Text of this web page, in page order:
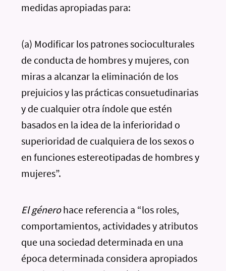
medidas apropiadas para:
(a) Modificar los patrones socioculturales
de conducta de hombres y mujeres, con
miras a alcanzar la eliminación de los
prejuicios y las prácticas consuetudinarias
y de cualquier otra índole que estén
basados en la idea de la inferioridad o
superioridad de cualquiera de los sexos o
en funciones estereotipadas de hombres y
mujeres”.
El génerohace referencia a “los roles,
comportamientos, actividades y atributos
que una sociedad determinada en una
época determinada considera apropiados